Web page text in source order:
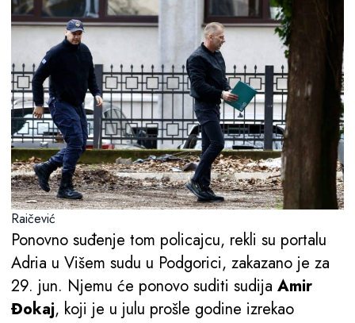
Raičević
Ponovno suđenje tom policajcu, rekli su portalu
Adria u Višem sudu u Podgorici, zakazano je za
29. jun. Njemu će ponovo suditi sudija Amir
Đokaj, koji je u julu prošle godine izrekao